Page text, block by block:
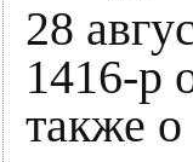
28
1416-р
также